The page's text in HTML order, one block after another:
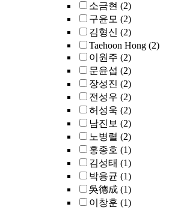
소금현 (2)
구윤모 (2)
김형신 (2)
Taehoon Hong (2)
이원주 (2)
문윤섭 (2)
장성진 (2)
전성우 (2)
허성욱 (2)
남진보 (2)
노병렬 (2)
홍종호 (1)
김성태 (1)
박용균 (1)
吳德成 (1)
이창훈 (1)